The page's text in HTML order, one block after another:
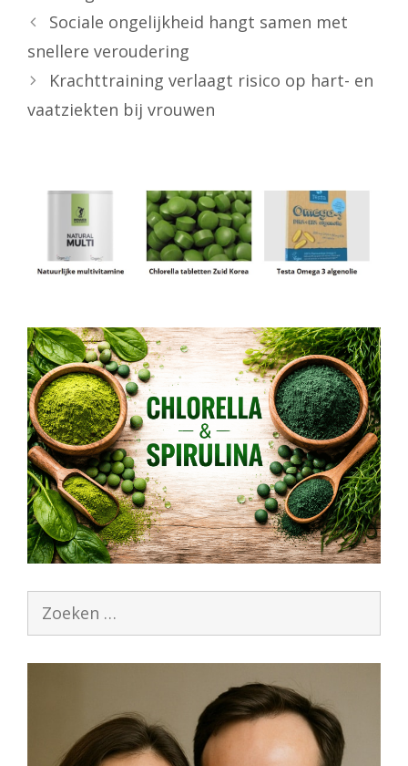
Sociale ongelijkheid hangt samen met
snellere veroudering
Krachttraining verlaagt risico op hart- en
vaatziekten bij vrouwen
Zoek